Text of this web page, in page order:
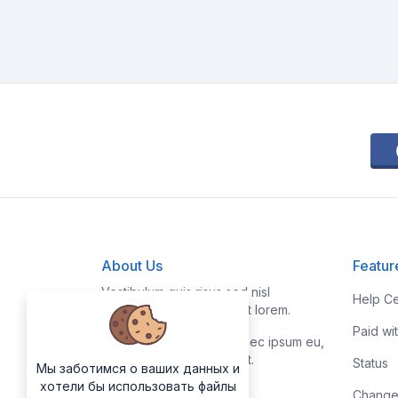
About Us
Vestibulum quis risus sed nisl
pellentesque aliquet et et lorem.
Fusce nibh nisl, gravida nec ipsum eu,
feugiat condimentum velit.
Help
Paid
Status
Мы заботимся о ваших данных и
хотели бы использовать файлы